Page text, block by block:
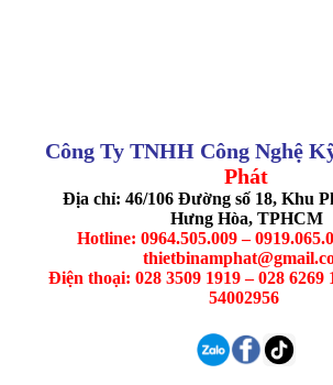
Công Ty TNHH Công Nghệ
Phát
Địa chỉ: 46/106 Đường số 18, Khu
Hưng Hòa, TPHCM
Hotline: 0964.505.009 –
Điện thoại: 028 3509 1919 – 028 6269
54002956